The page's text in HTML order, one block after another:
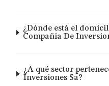
¿Dónde está el
Compañia De
¿A qué sector
Inversiones Sa?